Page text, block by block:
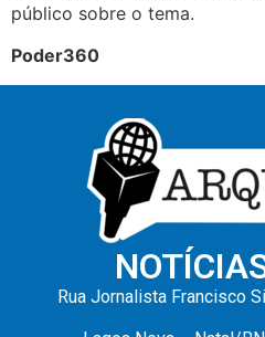
público sobre o tema.
Poder360
Rua Jornalista Francisco